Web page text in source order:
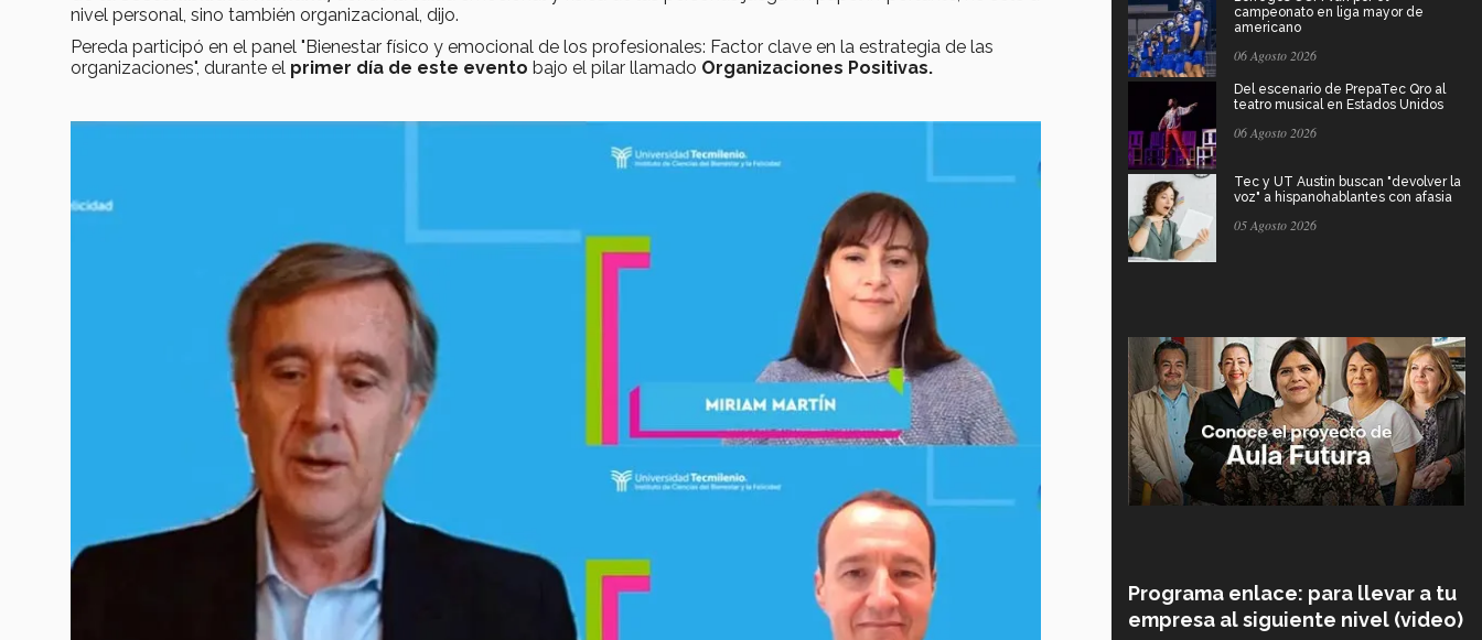
nivel personal, sino también organizacional, dijo.
Pereda participó en el panel "Bienestar físico y emocional de los profesionales: Factor clave en la estrategia de las
organizaciones", durante el primer día de este evento bajo el pilar llamado Organizaciones Positivas.
campeonato en liga mayor de
americano
06 Agosto 2026
Del escenario de PrepaTec Qro al
teatro musical en Estados Unidos
06 Agosto 2026
Tec y UT Austin buscan "devolver la
voz" a hispanohablantes con afasia
05 Agosto 2026
Programa enlace: para llevar a tu
empresa al siguiente nivel (video)